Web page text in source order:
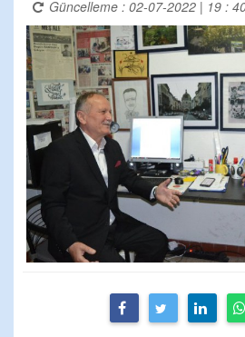
Güncelleme : 02-07-2022 | 19 :